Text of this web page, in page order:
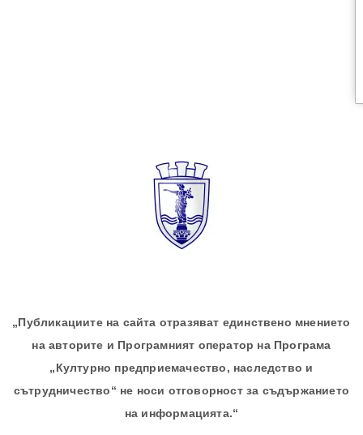
„Публикациите на сайта отразяват единствено мнението
на авторите и Програмният оператор на Програма
„Културно предприемачество, наследство и
сътрудничество“ не носи отговорност за съдържанието
на информацията.“